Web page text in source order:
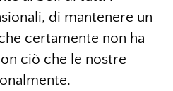
di mantenere un
certamente non ha
ciò che le nostre